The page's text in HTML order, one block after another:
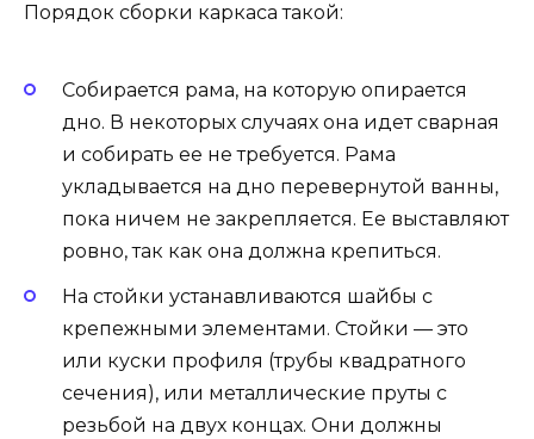
Порядок сборки каркаса такой:
Собирается рама, на которую опирается
дно. В некоторых случаях она идет сварная
и собирать ее не требуется. Рама
укладывается на дно перевернутой ванны,
пока ничем не закрепляется. Ее выставляют
ровно, так как она должна крепиться.
На стойки устанавливаются шайбы с
крепежными элементами. Стойки — это
или куски профиля (трубы квадратного
сечения), или металлические пруты с
резьбой на двух концах. Они должны